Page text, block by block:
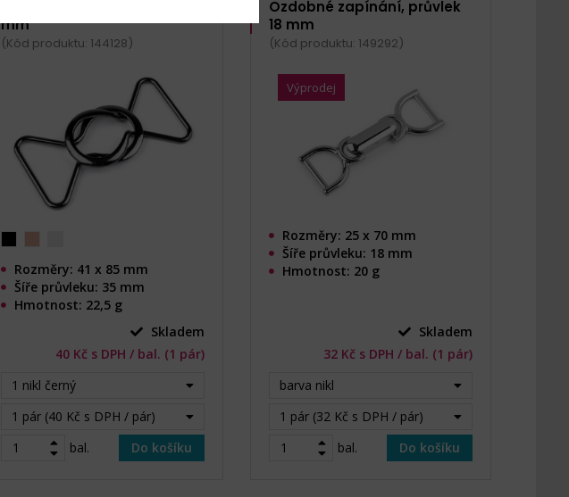
mm
(Kód produktu: 144128)
Rozměry: 41 x 85 mm
Šíře průvleku: 35 mm
Hmotnost: 22,5 g
Skladem
40 Kč s DPH / bal. (1 pár)
1 nikl černý
1 pár (40 Kč s DPH / pár)
bal.
Do košíku
Ozdobné zapínání, průvlek
18 mm
(Kód produktu: 149292)
Výprodej
Rozměry: 25 x 70 mm
Šíře průvleku: 18 mm
Hmotnost: 20 g
Skladem
32 Kč s DPH / bal. (1 pár)
barva nikl
1 pár (32 Kč s DPH / pár)
bal.
Do košíku